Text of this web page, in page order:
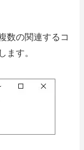
数の関連するコ
ます。